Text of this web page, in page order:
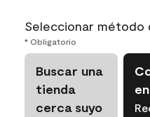
Seleccionar método
* Obligatorio
Buscar una
tienda
cerca suyo